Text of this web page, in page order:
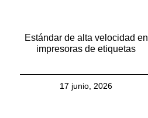
Estándar de alta velocidad en
impresoras de etiquetas
17 junio, 2026